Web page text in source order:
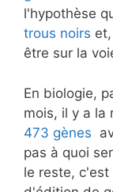
l'hypothèse
trous noirs
être sur la
En biologie,
mois, il y a la
473 gènes
pas à quoi
le reste,